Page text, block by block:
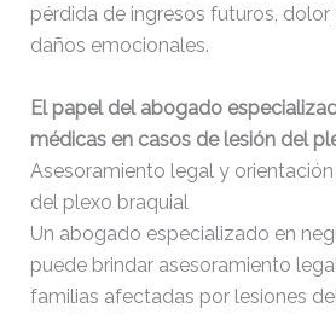
pérdida de ingresos futuros,
daños emocionales.
El papel del abogado
médicas en casos de lesión del
Asesoramiento legal y
del plexo braquial
Un abogado especializado en
puede brindar asesoramiento
familias afectadas por lesiones